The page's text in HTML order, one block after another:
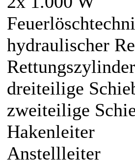
hydraulischer
dreiteilige
zweiteilige
Hakenleiter
Anstellleiter